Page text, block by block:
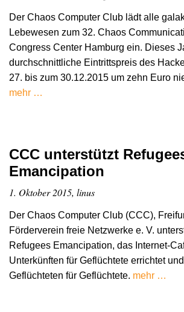
Der Chaos Computer Club lädt alle
Lebewesen zum 32. Chaos
Congress Center Hamburg ein. Dieses
durchschnittliche Eintrittspreis des
27. bis zum 30.12.2015 um zehn Euro
mehr …
CCC unterstützt
Emancipation
1. Oktober 2015, linus
Der Chaos Computer Club (CCC),
Förderverein freie Netzwerke e. V.
Refugees Emancipation, das Internet-
Unterkünften für Geflüchtete errichtet
Geflüchteten für Geflüchtete. mehr …